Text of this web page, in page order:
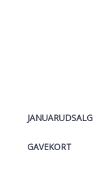
JANUARUDSALG
GAVEKORT